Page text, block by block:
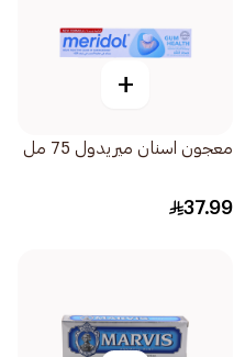
+
معجون اسنان ميريدول 75 مل
37.99